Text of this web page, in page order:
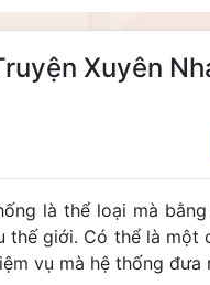
Xuyên
là thể loại mà
thế giới. Có thể là
vụ mà hệ thống